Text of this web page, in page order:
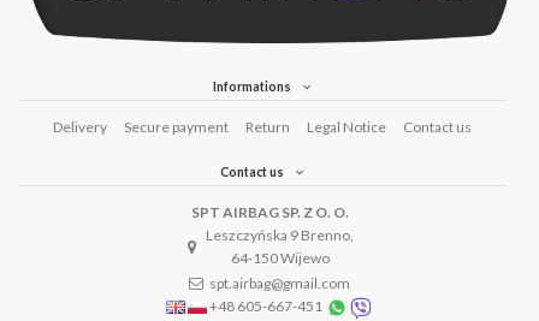
Informations
Delivery Secure payment Return Legal Notice Contact us
Contact us
SPT AIRBAG SP. Z O. O.
Leszczyńska 9 Brenno,
64-150 Wijewo
spt.airbag@gmail.com
+48 605-667-451